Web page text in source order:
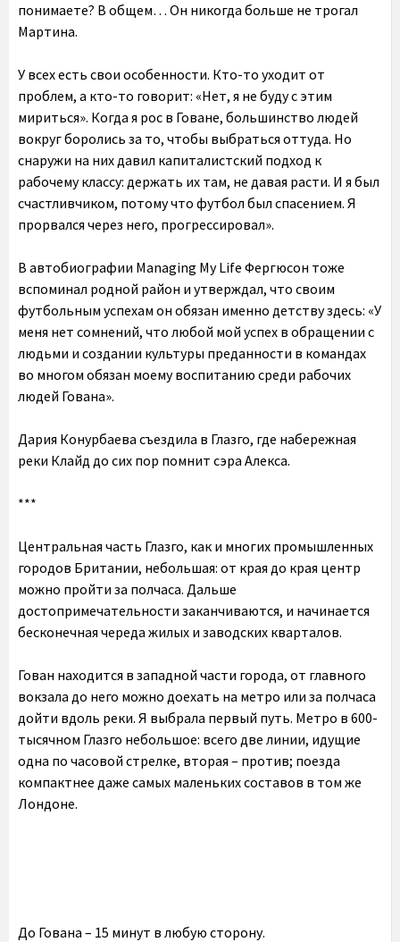
понимаете? В общем… Он никогда больше не трогал
Мартина.
У всех есть свои особенности. Кто-то уходит от
проблем, а кто-то говорит: «Нет, я не буду с этим
мириться». Когда я рос в Говане, большинство людей
вокруг боролись за то, чтобы выбраться оттуда. Но
снаружи на них давил капиталистский подход к
рабочему классу: держать их там, не давая расти. И я был
счастливчиком, потому что футбол был спасением. Я
прорвался через него, прогрессировал».
В автобиографии Managing My Life Фергюсон тоже
вспоминал родной район и утверждал, что своим
футбольным успехам он обязан именно детству здесь: «У
меня нет сомнений, что любой мой успех в обращении с
людьми и создании культуры преданности в командах
во многом обязан моему воспитанию среди рабочих
людей Гована».
Дария Конурбаева съездила в Глазго, где набережная
реки Клайд до сих пор помнит сэра Алекса.
***
Центральная часть Глазго, как и многих промышленных
городов Британии, небольшая: от края до края центр
можно пройти за полчаса. Дальше
достопримечательности заканчиваются, и начинается
бесконечная череда жилых и заводских кварталов.
Гован находится в западной части города, от главного
вокзала до него можно доехать на метро или за полчаса
дойти вдоль реки. Я выбрала первый путь. Метро в 600-
тысячном Глазго небольшое: всего две линии, идущие
одна по часовой стрелке, вторая – против; поезда
компактнее даже самых маленьких составов в том же
Лондоне.
До Гована – 15 минут в любую сторону.